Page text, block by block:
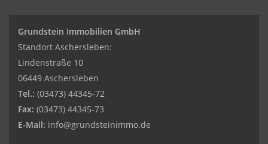
Grundstein Immobilien GmbH
Standort Aschersleben:
Lindenstraße 10
06449 Aschersleben
Tel.: (03473) 44345-72
Fax: (03473) 44345-73
E-Mail: info@grundsteinimmo.de